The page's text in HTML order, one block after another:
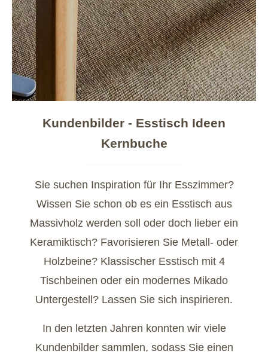
Kundenbilder - Esstisch Ideen
Kernbuche
Sie suchen Inspiration für Ihr Esszimmer?
Wissen Sie schon ob es ein Esstisch aus
Massivholz werden soll oder doch lieber ein
Keramiktisch? Favorisieren Sie Metall- oder
Holzbeine? Klassischer Esstisch mit 4
Tischbeinen oder ein modernes Mikado
Untergestell? Lassen Sie sich inspirieren.
In den letzten Jahren konnten wir viele
Kundenbilder sammlen, sodass Sie einen